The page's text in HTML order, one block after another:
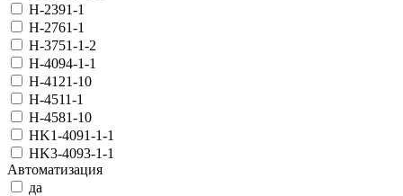
Н-2391-1
Н-2761-1
Н-3751-1-2
Н-4094-1-1
Н-4121-10
Н-4511-1
Н-4581-10
НK1-4091-1-1
НK3-4093-1-1
Автоматизация
да